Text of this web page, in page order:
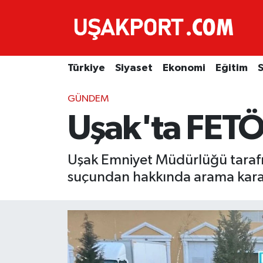
Türkiye Siyaset Ekonomi Eğitim
GÜNDEM
Uşak'ta
Uşak Emniyet Müdürlüğü
suçundan hakkında arama
Ekonomi
İstanbul Hava Durumu
İstanbul Trafik Yoğunluk Haritası
Süper Lig Puan Durumu ve Fikstür
Tüm Manşetler
Haber Arşivi